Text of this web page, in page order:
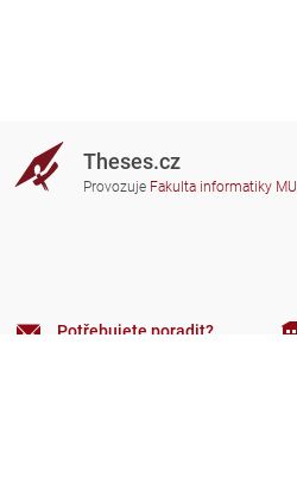
Theses.cz
Provozuje Fakulta informatiky MU
Potřebujete poradit?